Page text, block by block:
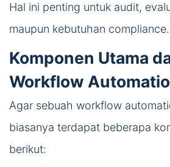
Hal ini penting untuk audit,
maupun kebutuhan compliance.
Komponen Utama
Workflow
Agar sebuah workflow
biasanya terdapat beberapa
berikut: